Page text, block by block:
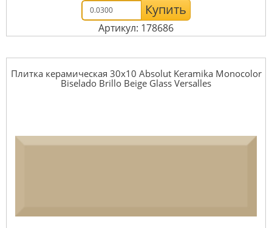
Купить
Артикул: 178686
Плитка керамическая 30x10 Absolut Keramika Monocolor
Biselado Brillo Beige Glass Versalles